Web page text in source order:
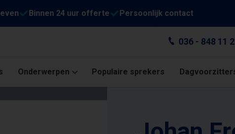
Binnen 24 uur offerte Persoonlijk contact
036 - 848 11
Onderwerpen Populaire sprekers